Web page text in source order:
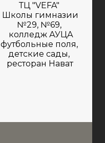
ТЦ "VEFA"
Школы гимназии
№29, №69,
колледж АУЦА
футбольные поля,
детские сады,
ресторан Нават